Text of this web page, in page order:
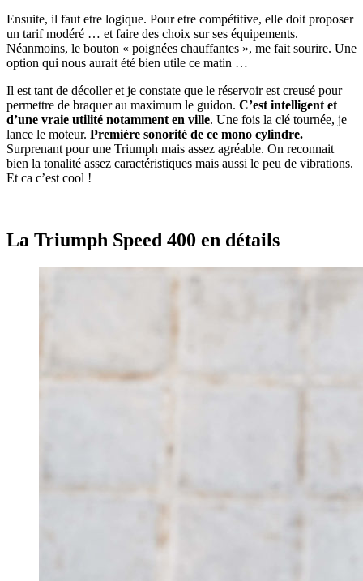
Ensuite, il faut etre logique. Pour etre compétitive, elle doit proposer
un tarif modéré … et faire des choix sur ses équipements.
Néanmoins, le bouton « poignées chauffantes », me fait sourire. Une
option qui nous aurait été bien utile ce matin …
Il est tant de décoller et je constate que le réservoir est creusé pour
permettre de braquer au maximum le guidon. C’est intelligent et
d’une vraie utilité notamment en ville. Une fois la clé tournée, je
lance le moteur. Première sonorité de ce mono cylindre.
Surprenant pour une Triumph mais assez agréable. On reconnait
bien la tonalité assez caractéristiques mais aussi le peu de vibrations.
Et ca c’est cool !
La Triumph Speed 400 en détails